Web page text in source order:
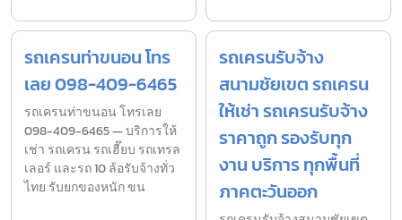
รถเครนท่าขนอน โทร
เลย 098-409-6465
รถเครนท่าขนอน โทรเลย
098-409-6465 — บริการให้
เช่า รถเครน รถเฮี๊ยบ รถเทรล
เลอร์ และรถ 10 ล้อรับจ้างทั่ว
ไทย รับยกของหนัก ขน
รถเครนรับจ้าง
สนามชัยเขต รถเครน
ให้เช่า รถเครนรับจ้าง
ราคาถูก รองรับทุก
งาน บริการ ทุกพื้นที่
ภาคตะวันออก